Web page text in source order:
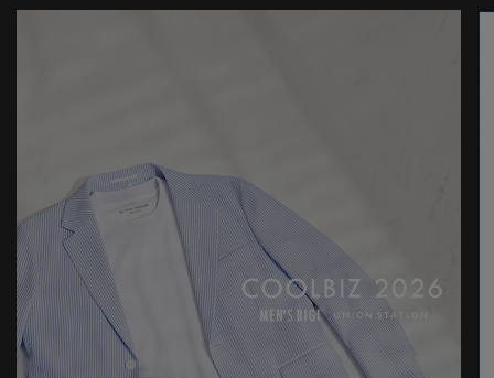
※照明・光の加減、PCやスマートフォンなどの環境により、製品